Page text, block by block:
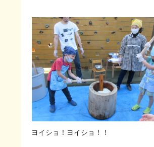
ヨイショ！ヨイショ！！